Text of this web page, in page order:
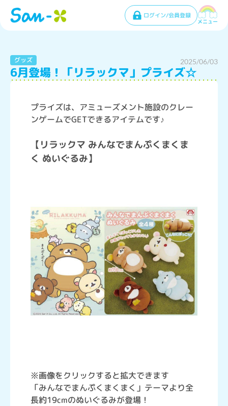
ログイン/会員登録
メニュー
グッズ 2025/06/03
6月登場！「リラックマ」プライズ☆
プライズは、アミューズメント施設のクレー
ンゲームでGETできるアイテムです♪
【リラックマ みんなでまんぷくまくま
く ぬいぐるみ】
※画像をクリックすると拡大できます
「みんなでまんぷくまくまく」テーマより全
長約19cmのぬいぐるみが登場！